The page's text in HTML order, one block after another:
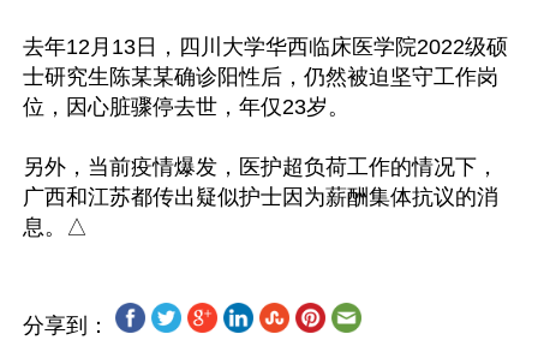
去年12月13日，四川大学华西临床医学院2022级硕
士研究生陈某某确诊阳性后，仍然被迫坚守工作岗
位，因心脏骤停去世，年仅23岁。
另外，当前疫情爆发，医护超负荷工作的情况下，
广西和江苏都传出疑似护士因为薪酬集体抗议的消
分享到：